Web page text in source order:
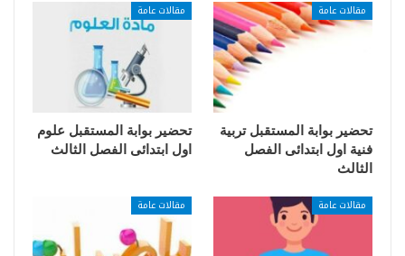
مقالات عامة
تحضير بوابة المستقبل تربية
فنية اول ابتدائى الفصل
الثالث
مقالات عامة
تحضير بوابة المستقبل علوم
اول ابتدائى الفصل الثالث
مقالات عامة مقالات عامة